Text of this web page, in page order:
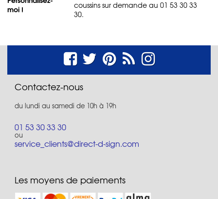
moi !
coussins sur demande au 01 53 30 33
30.
Contactez-nous
du lundi au samedi de 10h à 19h
01 53 30 33 30
ou
service_clients@direct-d-sign.com
Les moyens de paiements